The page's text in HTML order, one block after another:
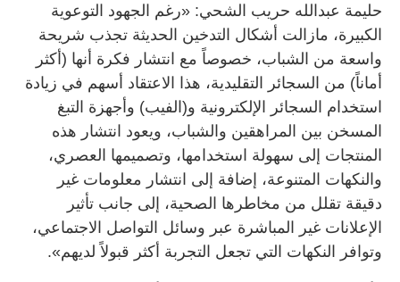
حليمة عبدالله حريب الشحي: «رغم الجهود التوعوية
الكبيرة، مازالت أشكال التدخين الحديثة تجذب شريحة
واسعة من الشباب، خصوصاً مع انتشار فكرة أنها (أكثر
أماناً) من السجائر التقليدية، هذا الاعتقاد أسهم في زيادة
استخدام السجائر الإلكترونية و(الفيب) وأجهزة التبغ
المسخن بين المراهقين والشباب، ويعود انتشار هذه
المنتجات إلى سهولة استخدامها، وتصميمها العصري،
والنكهات المتنوعة، إضافة إلى انتشار معلومات غير
دقيقة تقلل من مخاطرها الصحية، إلى جانب تأثير
الإعلانات غير المباشرة عبر وسائل التواصل الاجتماعي،
وتوافر النكهات التي تجعل التجربة أكثر قبولاً لديهم».